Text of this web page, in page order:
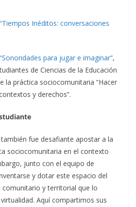
“Tiempos Inéditos: conversaciones
“Sonoridades para jugar e imaginar”,
de Ciencias de la Educación
la práctica sociocomunitaria “Hacer
y derechos”.
fue desafiante apostar a la
sociocomunitaria en el contexto
junto con el equipo de
y dotar este espacio del
y territorial que lo
Aquí compartimos sus